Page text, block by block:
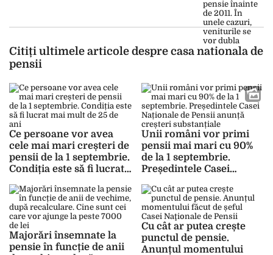
Citiți ultimele articole despre casa nationala de
pensii
Ce persoane vor avea
cele mai mari creșteri de
pensii de la 1 septembrie.
Condiția este să fi lucrat
Unii români vor primi
pensii mai mari cu 90%
de la 1 septembrie.
Președintele Casei
anunță creșteri
substanțiale
Majorări însemnate la
pensie în funcție de anii
Cu cât ar putea crește
punctul de pensie.
Anunțul momentului